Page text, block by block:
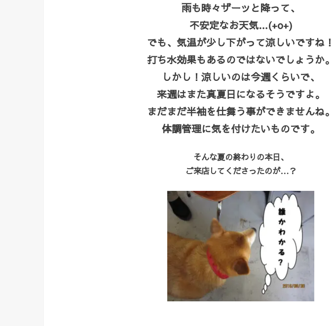
雨も時々ザーッと降って、
不安定なお天気…(+o+)
でも、気温が少し下がって涼しいですね！
打ち水効果もあるのではないでしょうか。
しかし！涼しいのは今週くらいで、
来週はまた真夏日になるそうですよ。
まだまだ半袖を仕舞う事ができませんね。
体調管理に気を付けたいものです。
そんな夏の終わりの本日、
ご来店してくださったのが…？